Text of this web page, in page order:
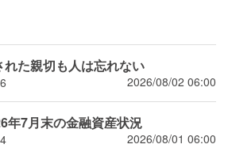
れた親切も人は忘れない
2026/08/02 06:00
年7月末の金融資産状況
2026/08/01 06:00